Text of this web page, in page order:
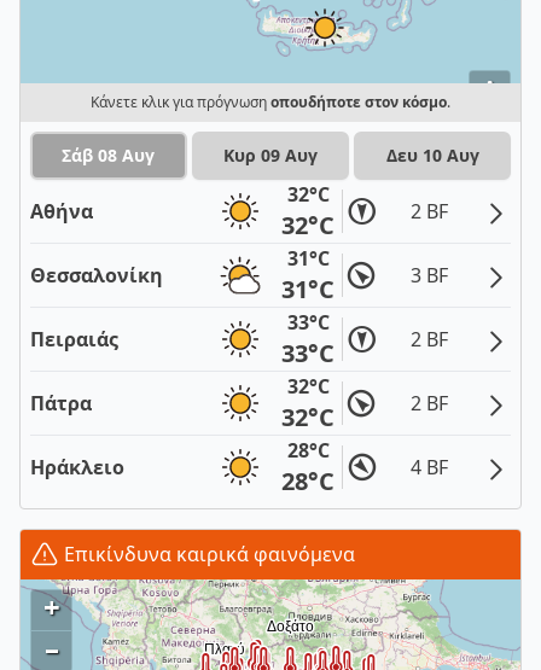
i
Κάνετε κλικ για πρόγνωσηοπουδήποτε στον κόσμο.
Σάβ 08 Αυγ Κυρ 09 Αυγ Δευ 10 Αυγ
Αθήνα
32°C
32°C 2 BF
Θεσσαλονίκη
31°C
31°C 3 BF
Πειραιάς
33°C
33°C 2 BF
Πάτρα
32°C
32°C 2 BF
Ηράκλειο
28°C
28°C 4 BF
Επικίνδυνα καιρικά φαινόμενα
+
–